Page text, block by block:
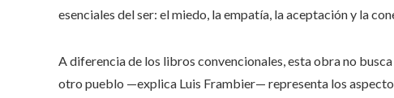
esenciales del ser: el miedo, la empatía, la aceptación y la
A diferencia de los libros convencionales, esta obra no
otro pueblo —explica Luis Frambier— representa los